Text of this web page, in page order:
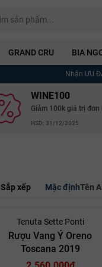
GRAND CRU BIA
Nhận ƯU
WINE100
Giảm 100k giá trị đơn
HSD: 31/12/2025
Sắp xếp Mặc địnhTên
Tenuta Sette Ponti
Rượu Vang Ý Oreno
Toscana 2019